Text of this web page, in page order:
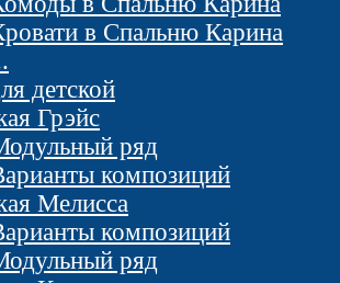
в Спальню Карина
детской
Грэйс
ряд
композиций
Мелисса
композиций
ряд